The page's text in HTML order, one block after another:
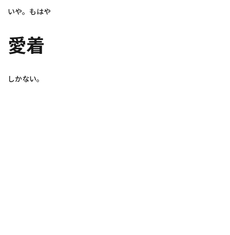
いや。もはや
愛着
しかない。